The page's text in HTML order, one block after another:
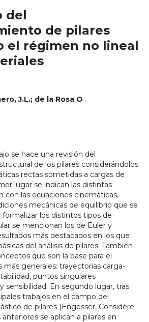
del
de pilares
el régimen no lineal
J.L.; de la Rosa O
se hace una revisión del
de los pilares considerándolos
rectas sometidas a cargas de
lugar se indican las distintas
con las ecuaciones cinemáticas,
mecánicas de equilibrio que se
los distintos tipos de
se mencionan los de Euler y
más destacados en los que
del análisis de pilares. También
que son la base para el
generales: trayectorias carga-
puntos singulares
sensibilidad. En segundo lugar, tras
trabajos en el campo del
de pilares (Engesser, Considère
anteriores se aplican a pilares en